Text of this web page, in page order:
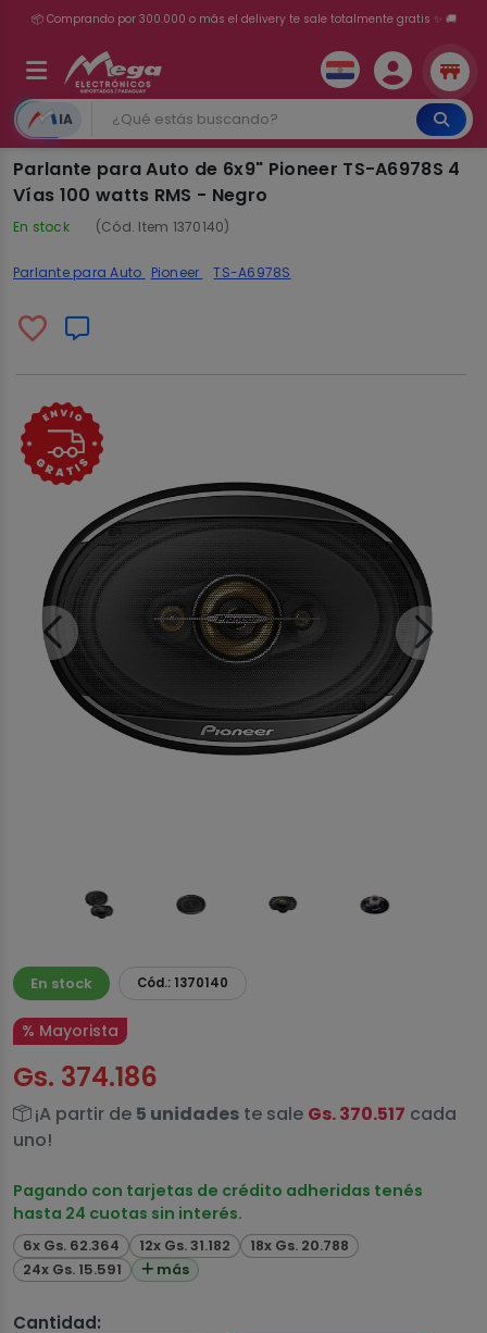
💳 ¡HASTA 24 CUOTAS SIN INTERÉS con tarjetas adheridas!
IA
Parlante para Auto de 6x9" Pioneer TS-A6978S 4
Vías 100 watts RMS - Negro
En stock (Cód. Item 1370140)
Parlante para Auto Pioneer TS-A6978S
En stock Cód.: 1370140
% Mayorista
Gs. 374.186
¡A partir de 5 unidades te sale Gs. 370.517 cada
uno!
Pagando con tarjetas de crédito adheridas tenés
hasta 24 cuotas sin interés.
6x Gs. 62.364 12x Gs. 31.182
18x Gs. 20.788
24x Gs. 15.591
más
Cantidad: